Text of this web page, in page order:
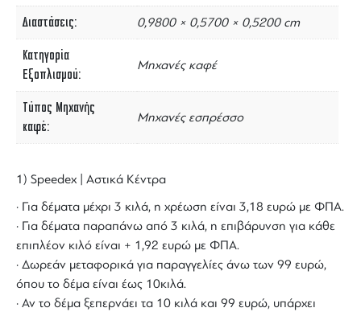
Διαστάσεις 0,9800 × 0,5700 × 0,5200 cm
Κατηγορία
Εξοπλισμού
Μηχανές καφέ
Τύπος Μηχανής
καφέ
Μηχανές εσπρέσσο
1) Speedex | Αστικά Κέντρα
· Για δέματα μέχρι 3 κιλά, η χρέωση είναι 3,18 ευρώ με ΦΠΑ.
· Για δέματα παραπάνω από 3 κιλά, η επιβάρυνση για κάθε
επιπλέον κιλό είναι + 1,92 ευρώ με ΦΠΑ.
· Δωρεάν μεταφορικά για παραγγελίες άνω των 99 ευρώ,
όπου το δέμα είναι έως 10κιλά.
· Αν το δέμα ξεπερνάει τα 10 κιλά και 99 ευρώ, υπάρχει